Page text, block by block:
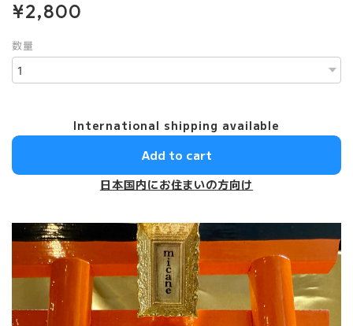
¥2,800
数量
International shipping available
Add to cart
日本国内にお住まいの方向け